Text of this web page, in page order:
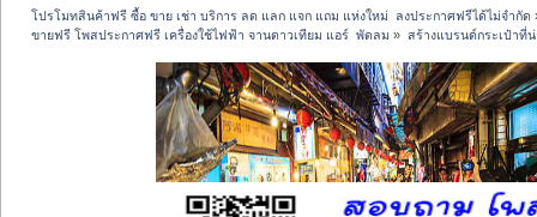
โปรโมทสินค้าฟรี ซื้อ ขาย เช่า บริการ ลด แลก แจก แถม แห่งใหม่  ลงประกาศฟรีได้ไม่จำกัด
ขายฟรี โพสประกาศฟรี เครื่องใช้ไฟฟ้า จานดาวเทียม แอร์  พัดลม » สร้างแบรนด์กระเป๋าที่